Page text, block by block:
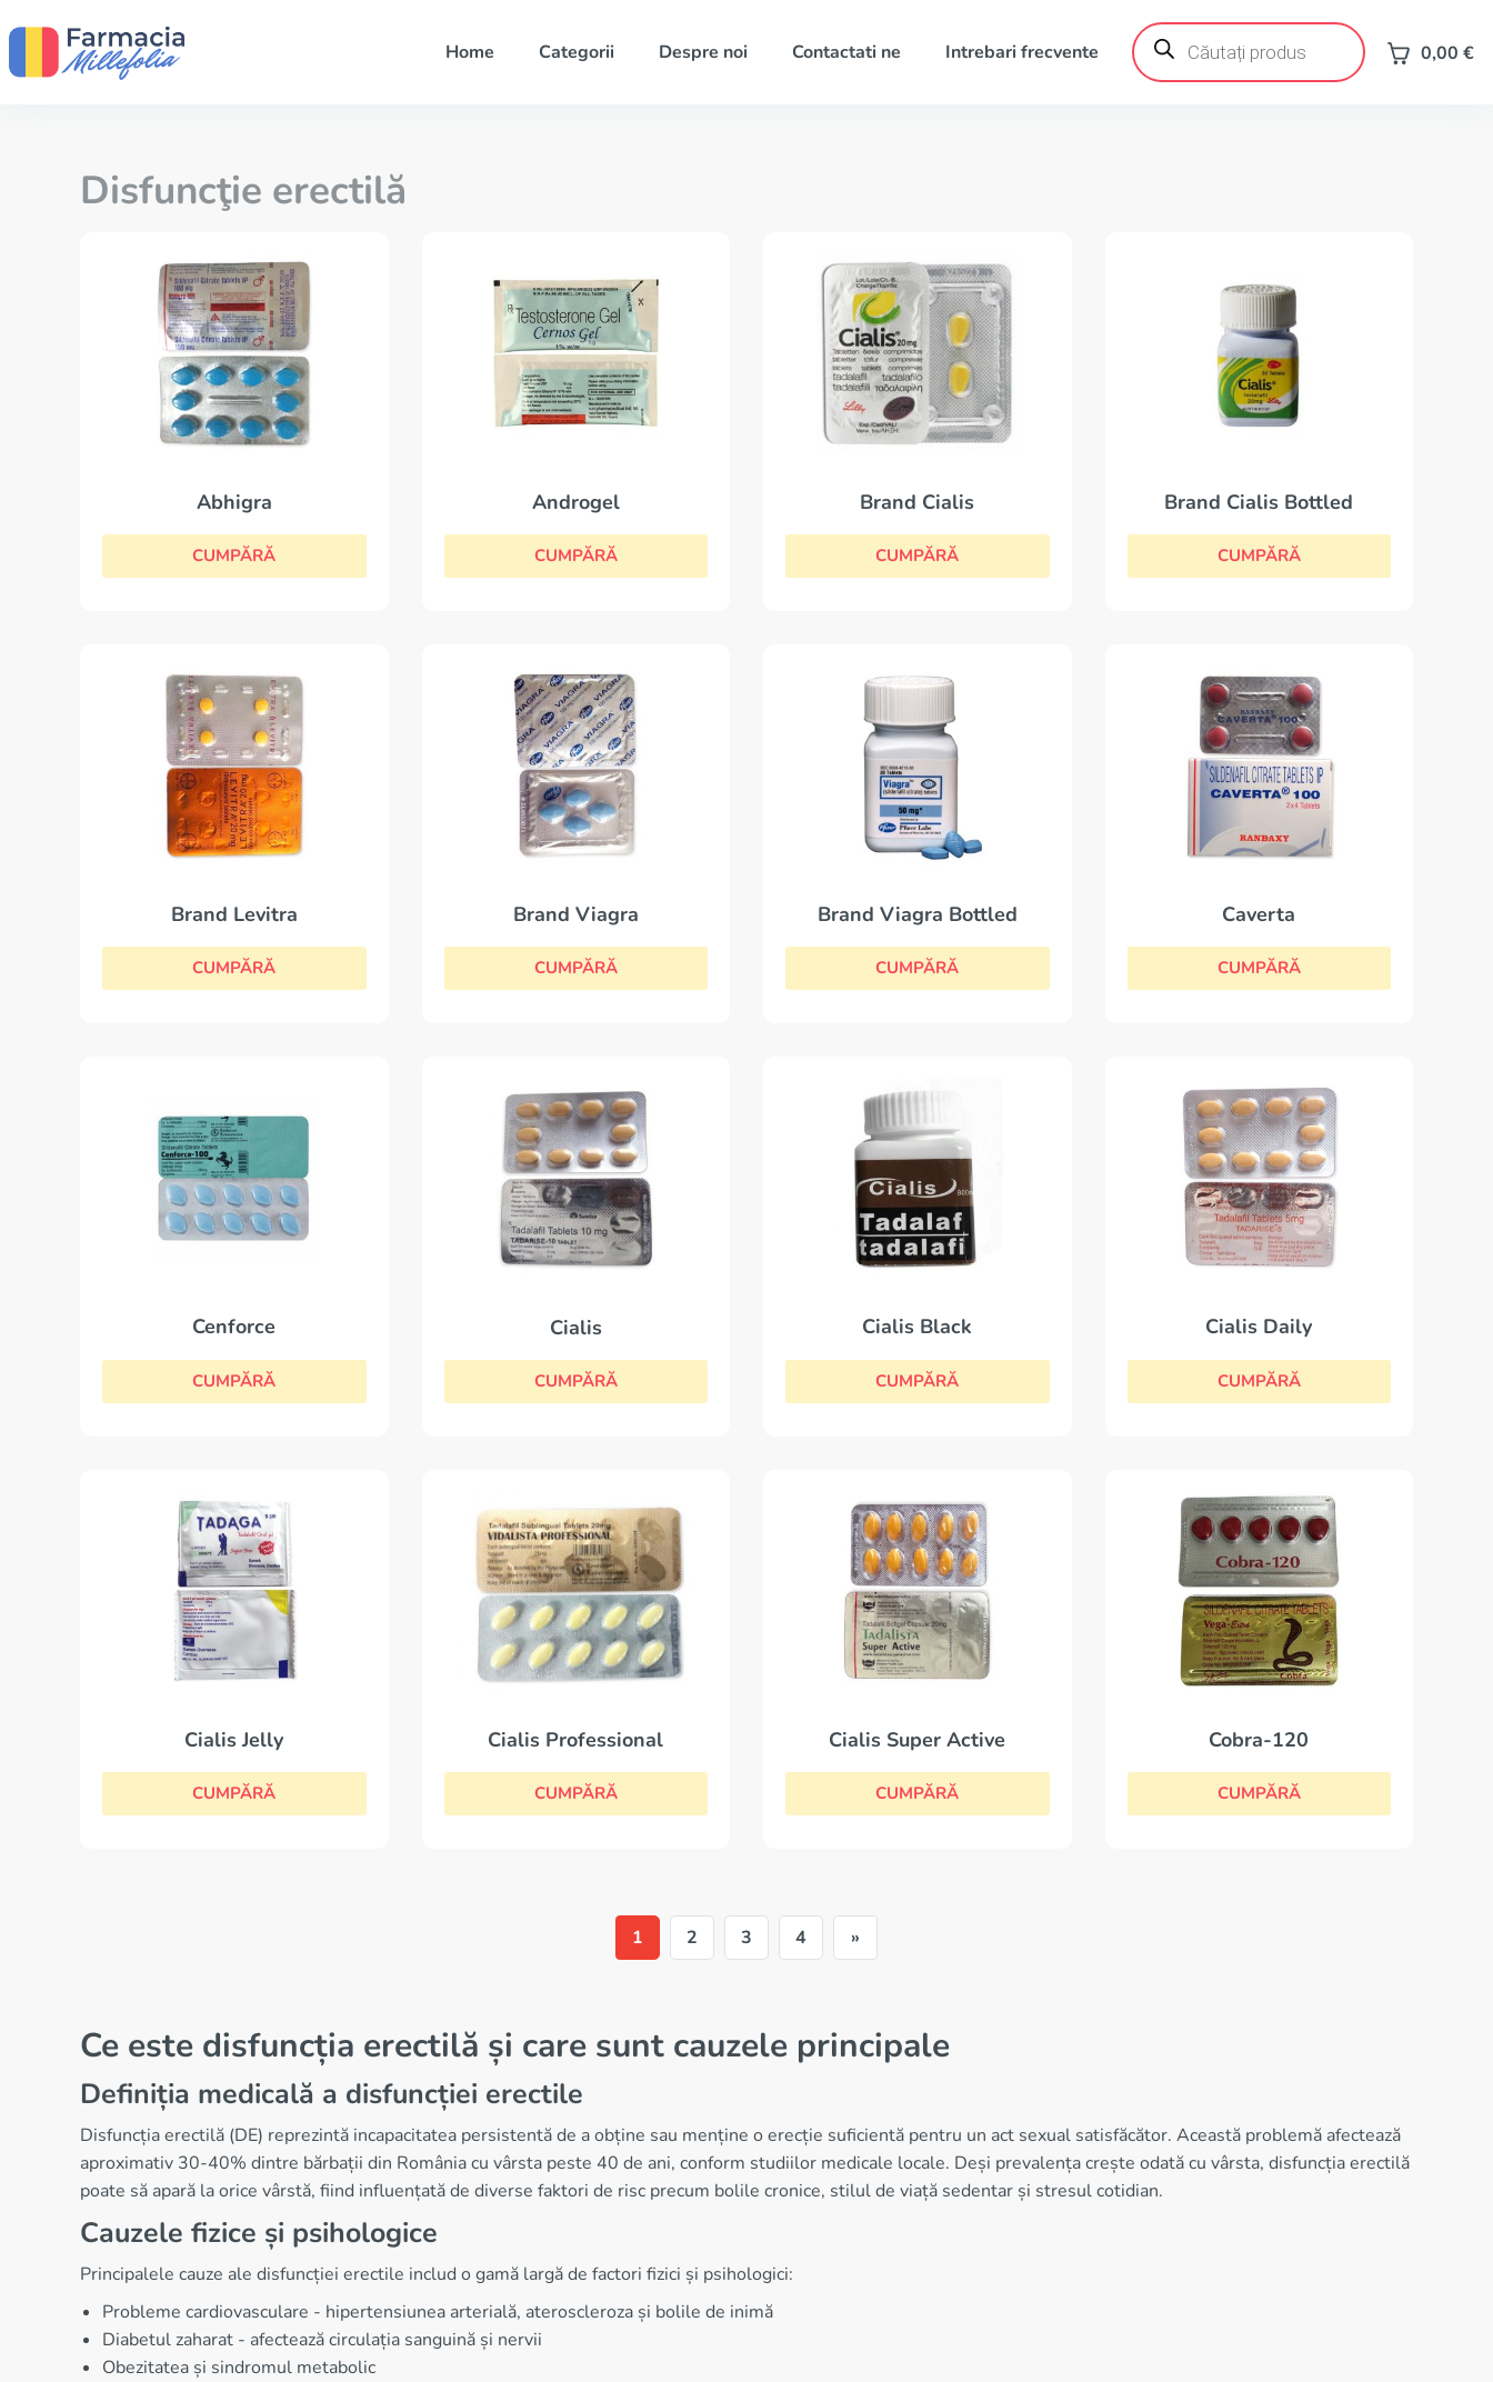
Home Categorii Despre noi Contactati ne Intrebari frecvente
Products
search 0,00 €
Disfuncţie erectilă
Abhigra
CUMPĂRĂ
Androgel
CUMPĂRĂ
Brand Cialis
CUMPĂRĂ
Brand Cialis Bottled
CUMPĂRĂ
Brand Levitra
CUMPĂRĂ
Brand Viagra
CUMPĂRĂ
Brand Viagra Bottled
CUMPĂRĂ
Caverta
CUMPĂRĂ
Cenforce
CUMPĂRĂ
Cialis
CUMPĂRĂ
Cialis Black
CUMPĂRĂ
Cialis Daily
CUMPĂRĂ
Cialis Jelly
CUMPĂRĂ
Cialis Professional
CUMPĂRĂ
Cialis Super Active
CUMPĂRĂ
Cobra-120
CUMPĂRĂ
1 2 3 4 »
Ce este disfuncția erectilă și care sunt cauzele principale
Definiția medicală a disfuncției erectile
Disfuncția erectilă (DE) reprezintă incapacitatea persistentă de a obține sau menține o erecție suficientă pentru un act sexual satisfăcător. Această problemă afectează
aproximativ 30-40% dintre bărbații din România cu vârsta peste 40 de ani, conform studiilor medicale locale. Deși prevalența crește odată cu vârsta, disfuncția erectilă
poate să apară la orice vârstă, fiind influențată de diverse faktori de risc precum bolile cronice, stilul de viață sedentar și stresul cotidian.
Cauzele fizice și psihologice
Principalele cauze ale disfuncției erectile includ o gamă largă de factori fizici și psihologici:
Probleme cardiovasculare - hipertensiunea arterială, ateroscleroza și bolile de inimă
Diabetul zaharat - afectează circulația sanguină și nervii
Obezitatea și sindromul metabolic